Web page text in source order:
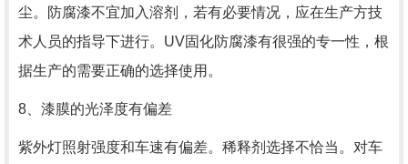
尘。防腐漆不宜加入溶剂，若有必要情况，应在生产方技
术人员的指导下进行。UV固化防腐漆有很强的专一性，根
据生产的需要正确的选择使用。
8、漆膜的光泽度有偏差
紫外灯照射强度和车速有偏差。稀释剂选择不恰当。对车